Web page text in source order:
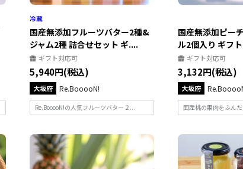
国産無添加フルーツバター2種&
ジャム2種 詰合せセット ギ....
ギフト対応可
5,940円(税込)
大坂府 Re.BooooN!
Re.BooooN!の人気フルーツバター２...
国産無添加ピー
ル2個入り ギフ
ギフト対応可
3,132円(税込)
大坂府
国産桃の果肉をふん